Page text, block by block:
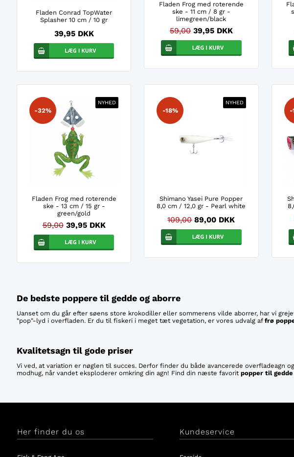
Fladen Conrad TopWater
Splasher 10 cm / 10 gr
39,95 DKK
Fladen Frog med roterende
ske - 11 cm / 8 gr -
limegreen/black
59,00 39,95 DKK
NYHED
-32%
Fladen Frog med roterende
ske - 13 cm / 15 gr -
green/gold
59,00 39,95 DKK
NYHED
-18%
Shimano Yasei Pure Popper
8,0 cm / 12,0 gr - Pearl white
109,00 89,00 DKK
-
De bedste poppere til gedde og aborre
Uanset om du går efter søens store krokodiller eller sommerens vilde aborrer, har vi
"pop"-lyd i overfladen. Er du til fiskeri i meget tæt vegetation, er vores udvalg af frø
Kvalitetsagn til gode priser
Vi ved, at variation er nøglen til succes. Derfor finder du både avancerede overfladeagn og
modhug, når vandet eksploderer omkring din agn! Find din næste favorit popper til gedde
Her finder du os Kundeservice